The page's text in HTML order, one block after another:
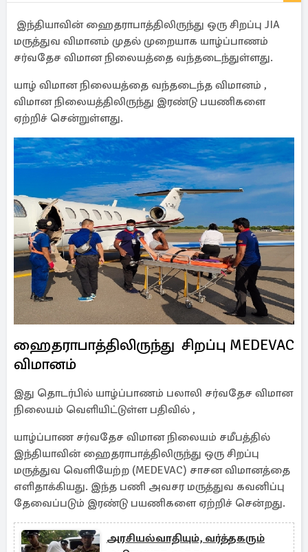
இந்தியாவின் ஹைதராபாத்திலிருந்து ஒரு சிறப்பு JIA
மருத்துவ விமானம் முதல் முறையாக யாழ்ப்பாணம்
சர்வதேச விமான நிலையத்தை வந்தடைந்துள்ளது.
யாழ் விமான நிலையத்தை வந்தடைந்த விமானம் ,
விமான நிலையத்திலிருந்து இரண்டு பயணிகளை
ஏற்றிச் சென்றுள்ளது.
ஹைதராபாத்திலிருந்து சிறப்பு MEDEVAC
விமானம்
இது தொடர்பில் யாழ்ப்பாணம் பலாலி சர்வதேச விமான
நிலையம் வெளியிட்டுள்ள பதிவில் ,
யாழ்ப்பாண சர்வதேச விமான நிலையம் சமீபத்தில்
இந்தியாவின் ஹைதராபாத்திலிருந்து ஒரு சிறப்பு
மருத்துவ வெளியேற்ற (MEDEVAC) சாசன விமானத்தை
எளிதாக்கியது. இந்த பணி அவசர மருத்துவ கவனிப்பு
தேவைப்படும் இரண்டு பயணிகளை ஏற்றிச் சென்றது.
அரசியல்வாதியும், வர்த்தகரும்